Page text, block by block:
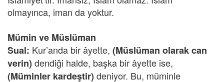
olmayınca, iman da yoktur.
Mümin ve Müslüman
Sual: Kur’anda bir âyette, (Müslüman olarak can
verin) dendiği halde, başka bir âyette ise,
(Müminler kardeştir) deniyor. Bu, müminle